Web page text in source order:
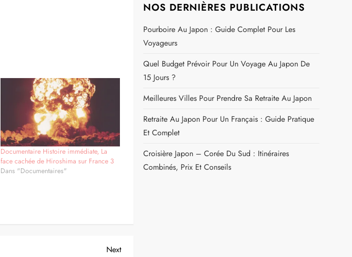
Documentaire Histoire immédiate, La
face cachée de Hiroshima sur France 3
Dans "Documentaires"
Next
Next
NOS DERNIÈRES PUBLICATIONS
Pourboire Au Japon : Guide Complet Pour Les
Voyageurs
Quel Budget Prévoir Pour Un Voyage Au Japon De
15 Jours ?
Meilleures Villes Pour Prendre Sa Retraite Au Japon
Retraite Au Japon Pour Un Français : Guide Pratique
Et Complet
Croisière Japon – Corée Du Sud : Itinéraires
Combinés, Prix Et Conseils